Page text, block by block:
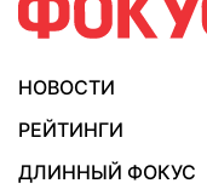
НОВОСТИ
РЕЙТИНГИ
ДЛИННЫЙ ФОКУС